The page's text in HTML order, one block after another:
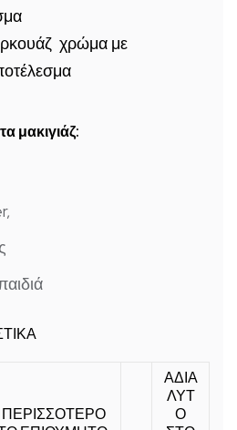
χρώμα με
μακιγιάζ:
ΠΕΡΙΣΣΟΤΕΡΟ
ΑΔΙΑ
ΛΥΤ
Ο